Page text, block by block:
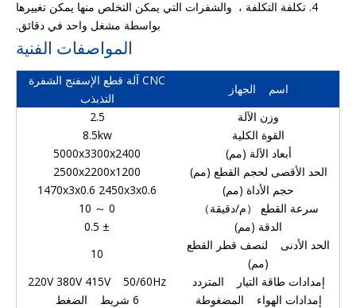
4. تكلفة التكلفة ، والشفرات التي يمكن التخلص منها يمكن تغييرها
بواسطة مشغل واحد في دقائق.
المواصفات الفنية
اسم الجهاز
CNC آلة قطع الإسفنج الشفرة
التذبذب
وزن الآلة
2.5
القوة الكلية
8.5kw
أبعاد الآلة (مم)
5000x3300x2400
الحد الأقصى لحجم القطع (مم)
2500x2200x1200
حجم الأداة (مم)
1470x3x0.6 2450x3x0.6
سرعة القطع （م/دقيقة）
0 ～ 10
الدقة (مم)
± 0.5
الحد الأدنى لنصف قطر القطع
(مم)
10
إمدادات طاقة التيار المتردد
220V 380V 415V 50/60Hz
إمدادات الهواء المضغوطة
6 شريط الضغط